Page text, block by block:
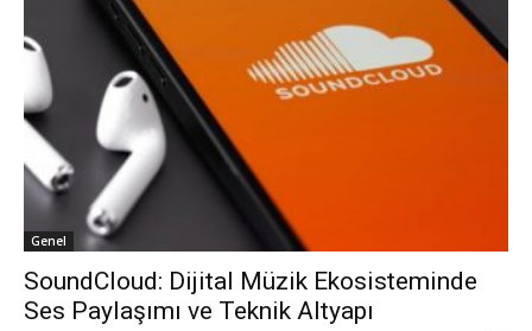
Genel
SoundCloud: Dijital Müzik Ekosisteminde
Ses Paylaşımı ve Teknik Altyapı